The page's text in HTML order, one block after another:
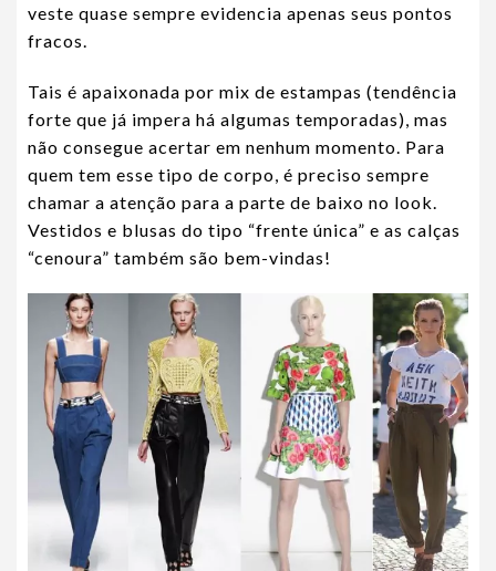
veste quase sempre evidencia apenas seus pontos
fracos.
Tais é apaixonada por mix de estampas (tendência
forte que já impera há algumas temporadas), mas
não consegue acertar em nenhum momento. Para
quem tem esse tipo de corpo, é preciso sempre
chamar a atenção para a parte de baixo no look.
Vestidos e blusas do tipo “frente única” e as calças
“cenoura” também são bem-vindas!